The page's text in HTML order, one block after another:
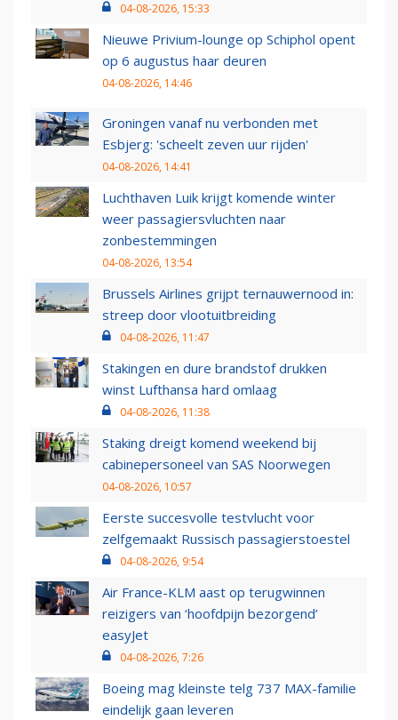
04-08-2026, 15:33
Nieuwe Privium-lounge op Schiphol opent
op 6 augustus haar deuren
04-08-2026, 14:46
Groningen vanaf nu verbonden met
Esbjerg: 'scheelt zeven uur rijden'
04-08-2026, 14:41
Luchthaven Luik krijgt komende winter
weer passagiersvluchten naar
zonbestemmingen
04-08-2026, 13:54
Brussels Airlines grijpt ternauwernood in:
streep door vlootuitbreiding
04-08-2026, 11:47
Stakingen en dure brandstof drukken
winst Lufthansa hard omlaag
04-08-2026, 11:38
Staking dreigt komend weekend bij
cabinepersoneel van SAS Noorwegen
04-08-2026, 10:57
Eerste succesvolle testvlucht voor
zelfgemaakt Russisch passagierstoestel
04-08-2026, 9:54
Air France-KLM aast op terugwinnen
reizigers van ‘hoofdpijn bezorgend’
easyJet
04-08-2026, 7:26
Boeing mag kleinste telg 737 MAX-familie
eindelijk gaan leveren